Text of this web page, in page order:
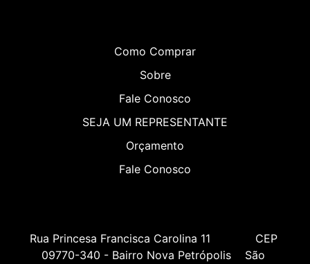
Como Comprar
Sobre
Fale Conosco
SEJA UM REPRESENTANTE
Orçamento
Fale Conosco
Rua Princesa Francisca Carolina 11             CEP
09770-340 - Bairro Nova Petrópolis    São